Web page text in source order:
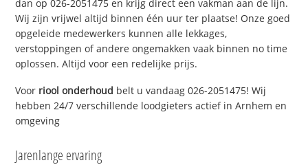
dan op 026-2051475 en krijg direct een vakman aan de lijn.
Wij zijn vrijwel altijd binnen één uur ter plaatse! Onze goed
opgeleide medewerkers kunnen alle lekkages,
verstoppingen of andere ongemakken vaak binnen no time
oplossen. Altijd voor een redelijke prijs.
Voor riool onderhoud belt u vandaag 026-2051475! Wij
hebben 24/7 verschillende loodgieters actief in Arnhem en
omgeving
Jarenlange ervaring